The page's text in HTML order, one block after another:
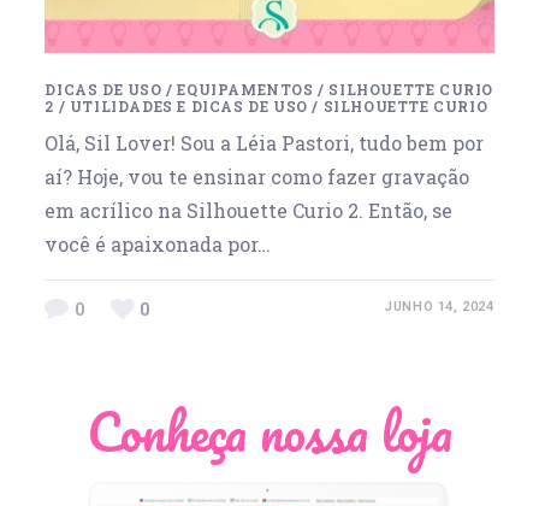
DICAS DE USO /EQUIPAMENTOS / SILHOUETTE CURIO
2 / UTILIDADES E DICAS DE USO / SILHOUETTE CURIO
Olá, Sil Lover! Sou a Léia Pastori, tudo bem por
aí? Hoje, vou te ensinar como fazer gravação
em acrílico na Silhouette Curio 2. Então, se
você é apaixonada por…
0 0 JUNHO 14, 2024
Conheça nossa loja